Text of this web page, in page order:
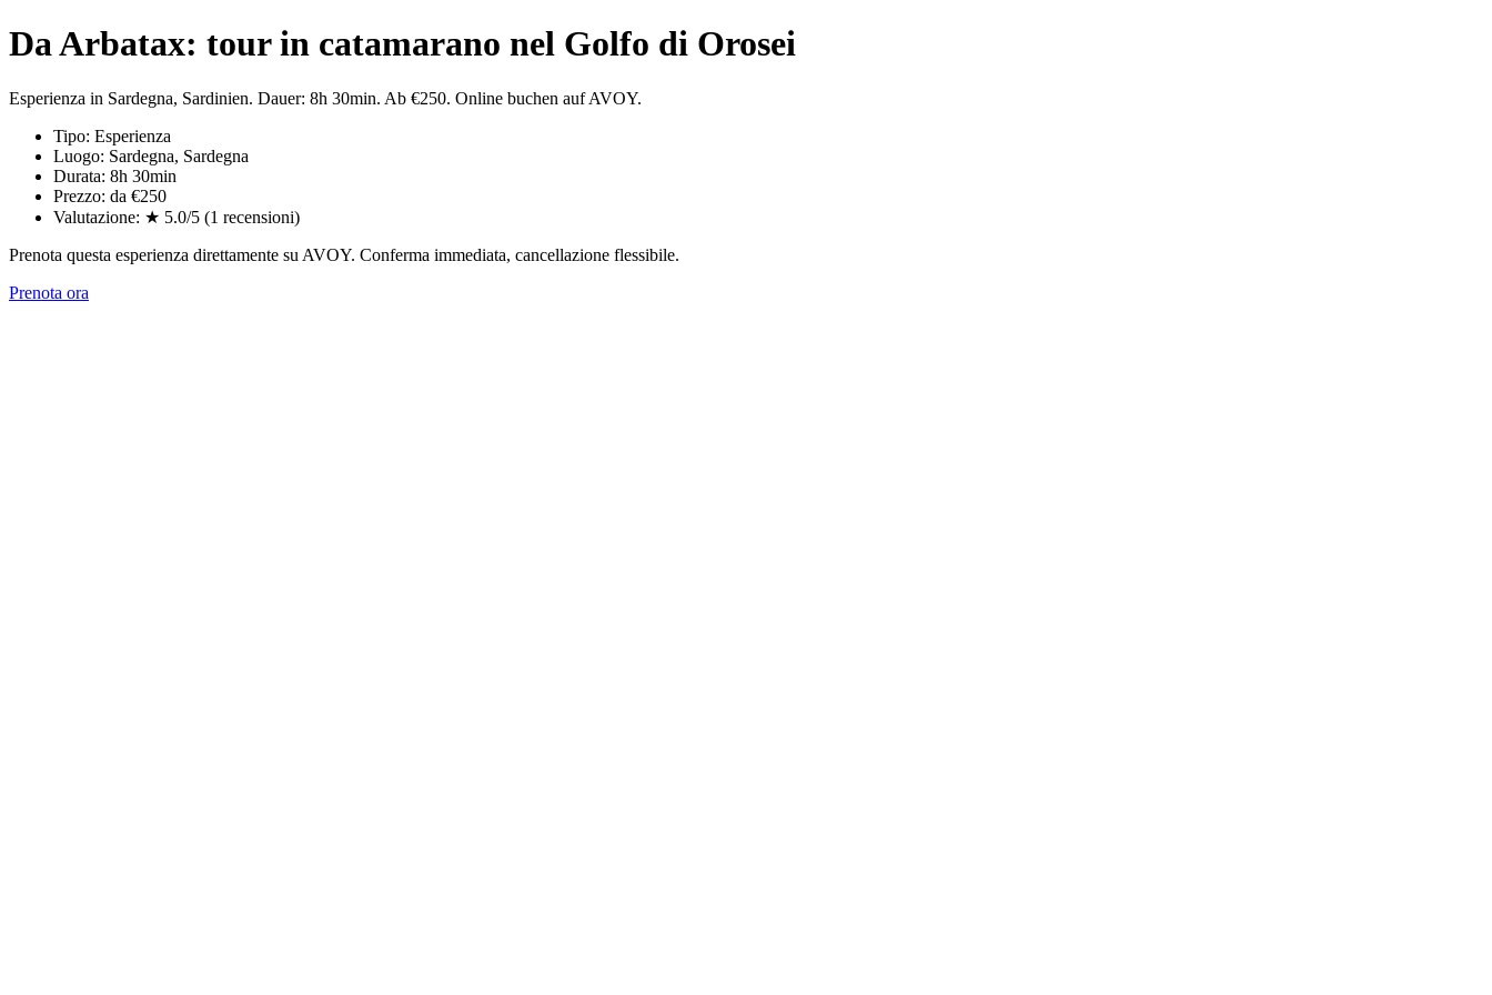
Da Arbatax: tour in catamarano nel Golfo di Orosei
Esperienza in Sardegna, Sardinien. Dauer: 8h 30min. Ab €250. Online buchen auf AVOY.
Tipo: Esperienza
Luogo: Sardegna, Sardegna
Durata: 8h 30min
Prezzo: da €250
Valutazione: ★ 5.0/5 (1 recensioni)
Prenota questa esperienza direttamente su AVOY. Conferma immediata, cancellazione flessibile.
Prenota ora